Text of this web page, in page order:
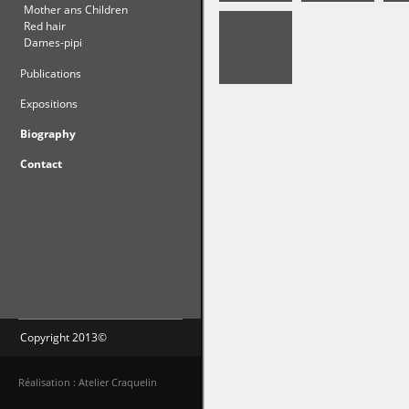
Mother ans Children
Red hair
Dames-pipi
Publications
Expositions
Biography
Contact
Copyright 2013©
Réalisation : Atelier Craquelin